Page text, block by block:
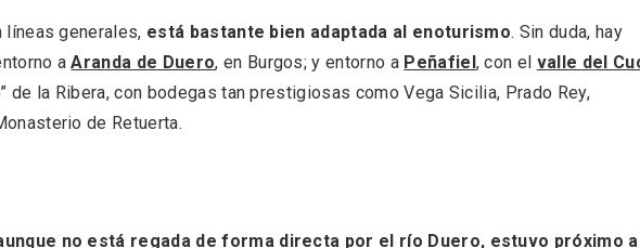
líneas generales, está bastante bien adaptada al enoturismo. Sin duda, hay
aAranda de Duero, en Burgos; y entorno a Peñafiel, con el valle del
de la Ribera, con bodegas tan prestigiosas como Vega Sicilia, Prado Rey,
de Retuerta.
no está regada de forma directa por el río Duero, estuvo próximo a